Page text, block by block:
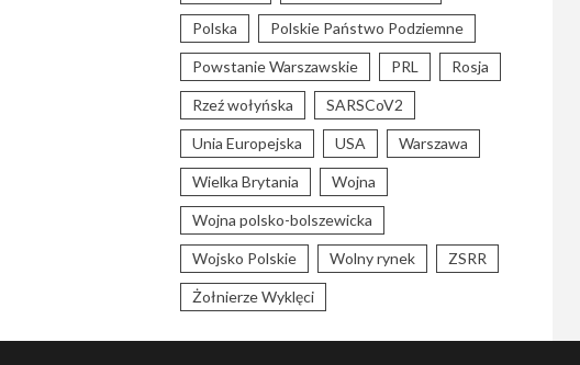
Polska Polskie Państwo Podziemne
Powstanie Warszawskie PRL Rosja
Rzeź wołyńska SARSCoV2
Unia Europejska USA Warszawa
Wielka Brytania Wojna
Wojna polsko-bolszewicka
Wojsko Polskie Wolny rynek ZSRR
Żołnierze Wyklęci